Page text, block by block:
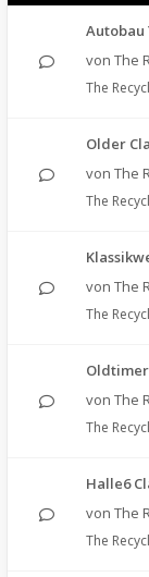
Autobau
von The
The
Older
von The
The
von The
The
von The
The
Halle6
von The
The